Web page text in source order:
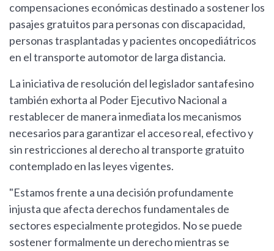
compensaciones económicas destinado a sostener los
pasajes gratuitos para personas con discapacidad,
personas trasplantadas y pacientes oncopediátricos
en el transporte automotor de larga distancia.
La iniciativa de resolución del legislador santafesino
también exhorta al Poder Ejecutivo Nacional a
restablecer de manera inmediata los mecanismos
necesarios para garantizar el acceso real, efectivo y
sin restricciones al derecho al transporte gratuito
contemplado en las leyes vigentes.
"Estamos frente a una decisión profundamente
injusta que afecta derechos fundamentales de
sectores especialmente protegidos. No se puede
sostener formalmente un derecho mientras se